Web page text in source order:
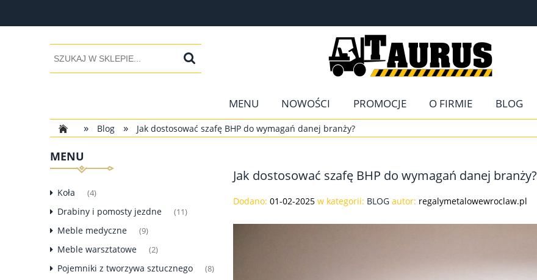
MENU NOWOŚCI PROMOCJE O FIRMIE BLOG
»
Blog » Jak dostosować szafę BHP do wymagań danej branży?
MENU
Koła (4)
Drabiny i pomosty jezdne (11)
Meble medyczne (9)
Meble warsztatowe (2)
Pojemniki z tworzywa sztucznego (8)
Jak dostosować szafę BHP do wymagań danej branży?
Dodano: 01-02-2025 w kategorii: BLOG autor: regalymetalowewroclaw.pl